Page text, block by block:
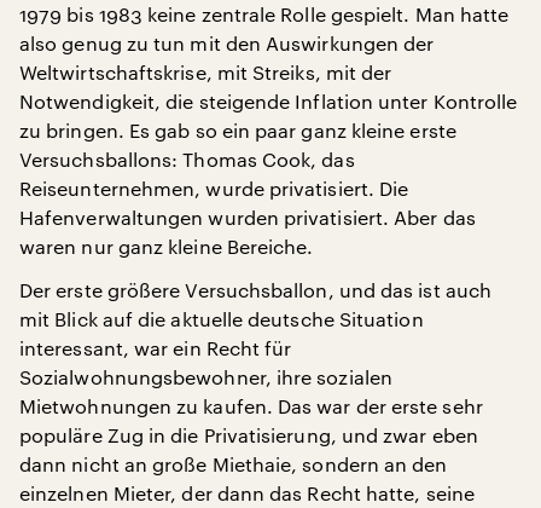
1979 bis 1983 keine zentrale Rolle gespielt. Man hatte
also genug zu tun mit den Auswirkungen der
Weltwirtschaftskrise, mit Streiks, mit der
Notwendigkeit, die steigende Inflation unter Kontrolle
zu bringen. Es gab so ein paar ganz kleine erste
Versuchsballons: Thomas Cook, das
Reiseunternehmen, wurde privatisiert. Die
Hafenverwaltungen wurden privatisiert. Aber das
waren nur ganz kleine Bereiche.
Der erste größere Versuchsballon, und das ist auch
mit Blick auf die aktuelle deutsche Situation
interessant, war ein Recht für
Sozialwohnungsbewohner, ihre sozialen
Mietwohnungen zu kaufen. Das war der erste sehr
populäre Zug in die Privatisierung, und zwar eben
dann nicht an große Miethaie, sondern an den
einzelnen Mieter, der dann das Recht hatte, seine